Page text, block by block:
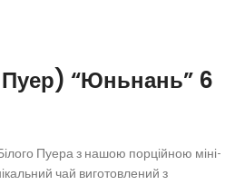
“Юньнань” 6
Пуера з нашою порційною міні-
чай виготовлений з